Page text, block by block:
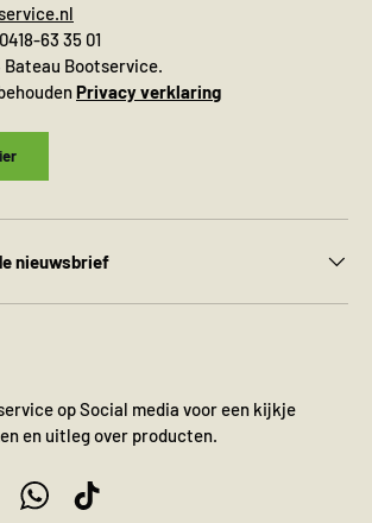
63 35 01
Bootservice.
Privacy verklaring
nieuwsbrief
op Social media voor een kijkje
en uitleg over producten.
WhatsAppTikTok